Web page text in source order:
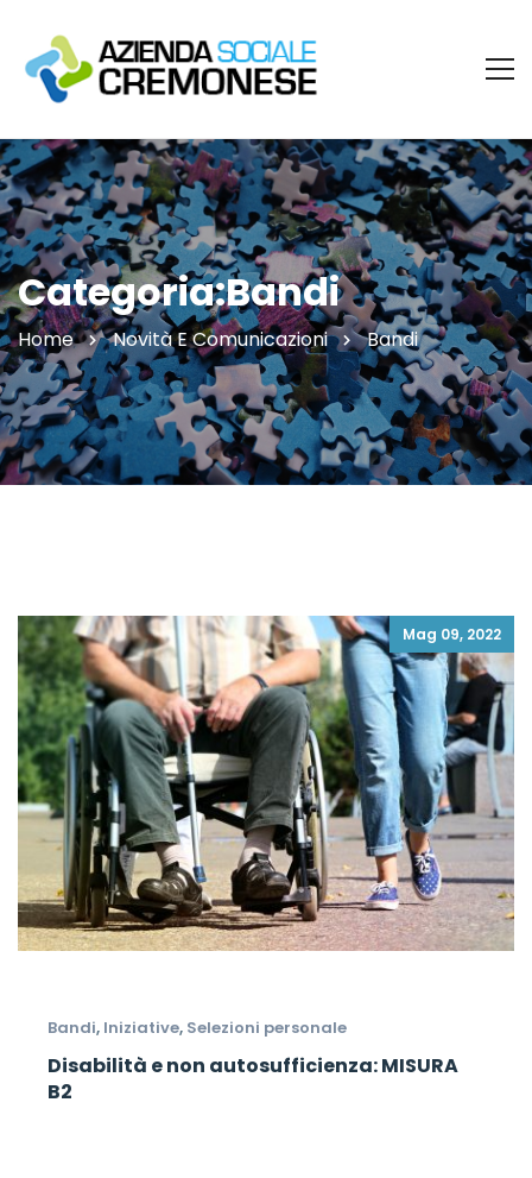
Categoria:Bandi
Home Novità E Comunicazioni Bandi
Mag 09, 2022
Bandi, Iniziative, Selezioni personale
Disabilità e non autosufficienza: MISURA
B2